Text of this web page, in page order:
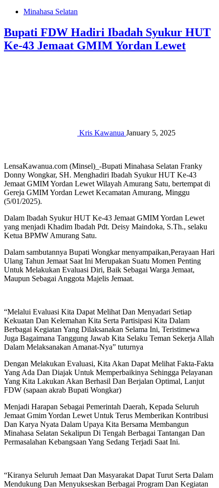
Minahasa Selatan
Bupati FDW Hadiri Ibadah Syukur HUT
Ke-43 Jemaat GMIM Yordan Lewet
Kris Kawanua January 5, 2025
LensaKawanua.com (Minsel)_-Bupati Minahasa Selatan Franky
Donny Wongkar, SH. Menghadiri Ibadah Syukur HUT Ke-43
Jemaat GMIM Yordan Lewet Wilayah Amurang Satu, bertempat di
Gereja GMIM Yordan Lewet Kecamatan Amurang, Minggu
(5/01/2025).
Dalam Ibadah Syukur HUT Ke-43 Jemaat GMIM Yordan Lewet
yang menjadi Khadim Ibadah Pdt. Deisy Maindoka, S.Th., selaku
Ketua BPMW Amurang Satu.
Dalam sambutannya Bupati Wongkar menyampaikan,Perayaan Hari
Ulang Tahun Jemaat Saat Ini Merupakan Suatu Momen Penting
Untuk Melakukan Evaluasi Diri, Baik Sebagai Warga Jemaat,
Maupun Sebagai Anggota Majelis Jemaat.
“Melalui Evaluasi Kita Dapat Melihat Dan Menyadari Setiap
Kekuatan Dan Kelemahan Kita Serta Partisipasi Kita Dalam
Berbagai Kegiatan Yang Dilaksanakan Selama Ini, Teristimewa
Juga Bagaimana Tanggung Jawab Kita Selaku Teman Sekerja Allah
Dalam Melaksanakan Amanat-Nya” tuturnya
Dengan Melakukan Evaluasi, Kita Akan Dapat Melihat Fakta-Fakta
Yang Ada Dan Diajak Untuk Memperbaikinya Sehingga Pelayanan
Yang Kita Lakukan Akan Berhasil Dan Berjalan Optimal, Lanjut
FDW (sapaan akrab Bupati Wongkar)
Menjadi Harapan Sebagai Pemerintah Daerah, Kepada Seluruh
Jemaat Gmim Yordan Lewet Untuk Terus Memberikan Kontribusi
Dan Karya Nyata Dalam Upaya Kita Bersama Membangun
Minahasa Selatan Sekalipun Di Tengah Berbagai Tantangan Dan
Permasalahan Kebangsaan Yang Sedang Terjadi Saat Ini.
“Kiranya Seluruh Jemaat Dan Masyarakat Dapat Turut Serta Dalam
Mendukung Dan Menyukseskan Berbagai Program Dan Kegiatan